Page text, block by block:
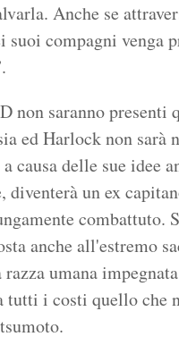
Anche se
suoi compagni venga
non saranno presenti
ed Harlock non
causa delle sue idee
diventerà un ex
combattuto.
anche all'estremo
umana
tutti i costi quello che